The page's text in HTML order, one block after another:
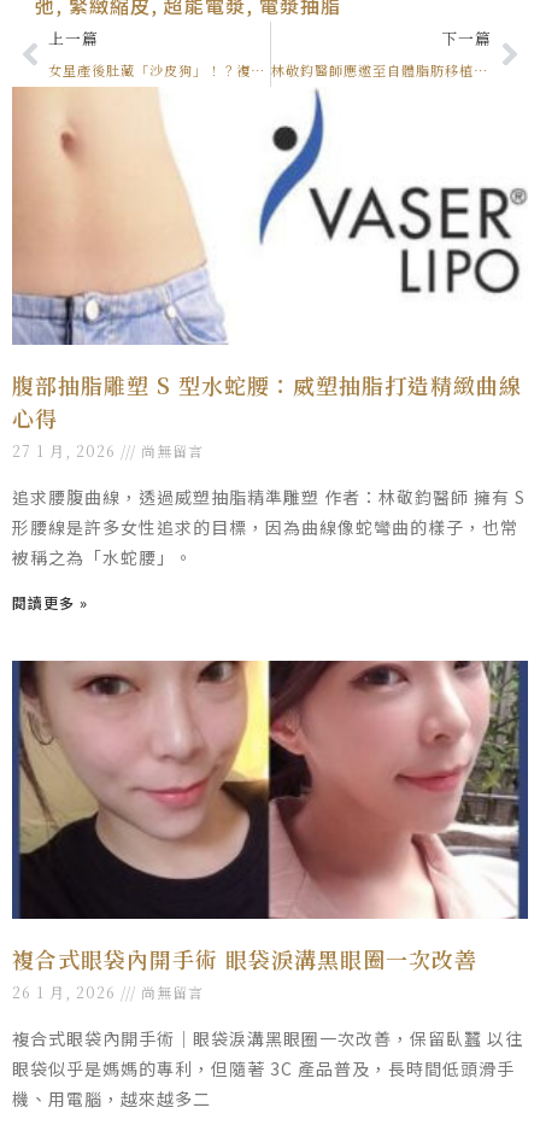
上一篇
女星產後肚藏「沙皮狗」！？複合式電漿抽脂改善產後鬆弛，重塑緊緻 S 曲線
下一篇
林敬鈞醫師應邀至自體脂肪移植醫學會發表演說
腹部抽脂雕塑 S 型水蛇腰：威塑抽脂打造精緻曲線
心得
27 1 月, 2026 尚無留言
追求腰腹曲線，透過威塑抽脂精準雕塑 作者：林敬鈞醫師 擁有 S
形腰線是許多女性追求的目標，因為曲線像蛇彎曲的樣子，也常
被稱之為「水蛇腰」。
閱讀更多 »
複合式眼袋內開手術 眼袋淚溝黑眼圈一次改善
26 1 月, 2026 尚無留言
複合式眼袋內開手術｜眼袋淚溝黑眼圈一次改善，保留臥蠶 以往
眼袋似乎是媽媽的專利，但隨著 3C 產品普及，長時間低頭滑手
機、用電腦，越來越多二